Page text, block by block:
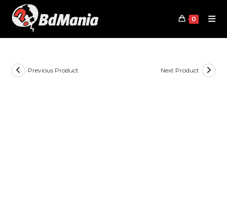
content
0
Previous Product Next Product